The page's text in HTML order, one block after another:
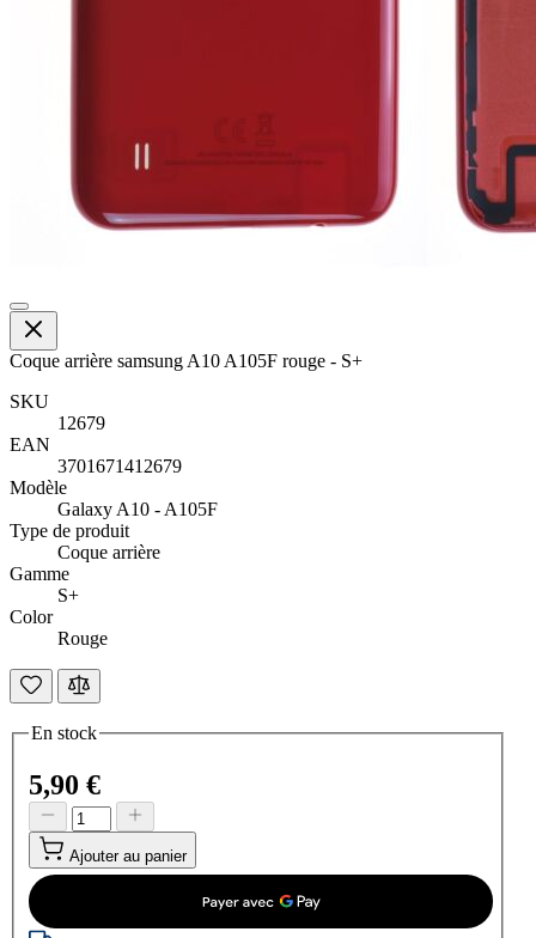
Coque arrière samsung A10 A105F rouge - S+
SKU
12679
EAN
3701671412679
Modèle
Galaxy A10 - A105F
Type de produit
Coque arrière
Gamme
S+
Color
Rouge
En stock
5,90 €
Ajouter au panier